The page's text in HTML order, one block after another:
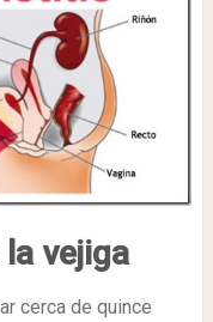
vejiga
cerca de quince